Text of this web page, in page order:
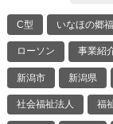
C型 いなほの郷
ローソン 事業紹
新潟市 新潟県
社会福祉法人 福